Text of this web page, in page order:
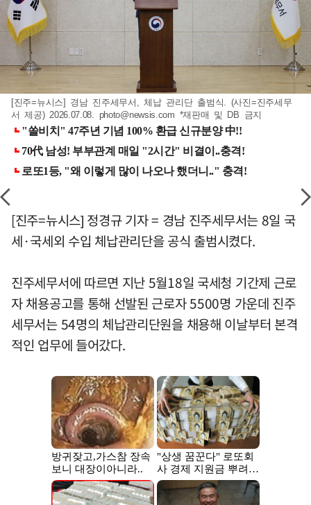
[진주=뉴시스] 경남 진주세무서, 체납 관리단 출범식. (사진=진주세무
서 제공) 2026.07.08. photo@newsis.com *재판매 및 DB 금지
[진주=뉴시스] 정경규 기자 = 경남 진주세무서는 8일 국
세·국세외 수입 체납관리단을 공식 출범시켰다.
진주세무서에 따르면 지난 5월18일 국세청 기간제 근로
자 채용공고를 통해 선발된 근로자 5500명 가운데 진주
세무서는 54명의 체납관리단원을 채용해 이날부터 본격
적인 업무에 들어갔다.